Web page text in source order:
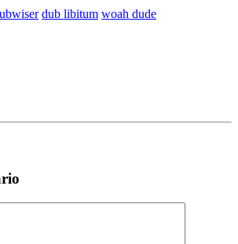
dub libitum woah dude